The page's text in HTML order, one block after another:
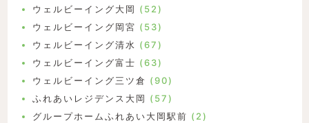
ウェルビーイング大岡 (52)
ウェルビーイング岡宮 (53)
ウェルビーイング清水 (67)
ウェルビーイング富士 (63)
ウェルビーイング三ツ倉 (90)
ふれあいレジデンス大岡 (57)
グループホームふれあい大岡駅前 (2)